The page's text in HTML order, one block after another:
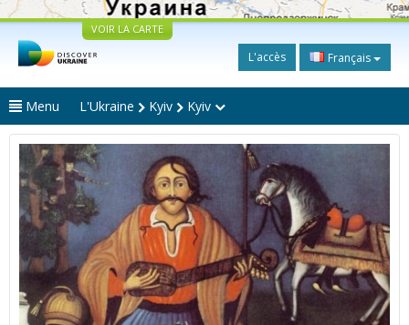
VOIR LA CARTE
L'accès Français
Menu L'Ukraine Kyiv Kyiv